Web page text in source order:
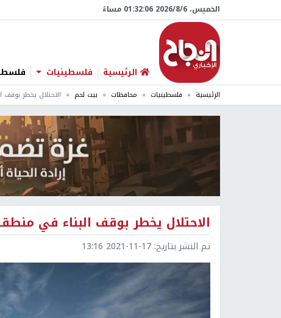
الخميس، 6/‏8/‏2026 01:32:07 مساءً
الرئيسية فلسطينيات
الرئيسية فلسطينيات محافظات بيت لحم الاحتلال يخطر
الاحتلال يخطر بوقف البناء في
تم النشر بتاريخ: 2021-11-17 13:16